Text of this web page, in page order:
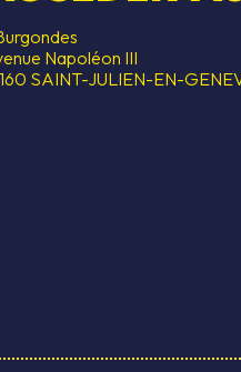
Napoléon III
SAINT-JULIEN-EN-